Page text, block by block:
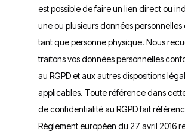
est possible de faire un lien direct ou
une ou plusieurs données personnelles
tant que personne physique. Nous
traitons vos données personnelles
au RGPD et aux autres dispositions
applicables. Toute référence dans
de confidentialité au RGPD fait
Règlement européen du 27 avril 2016